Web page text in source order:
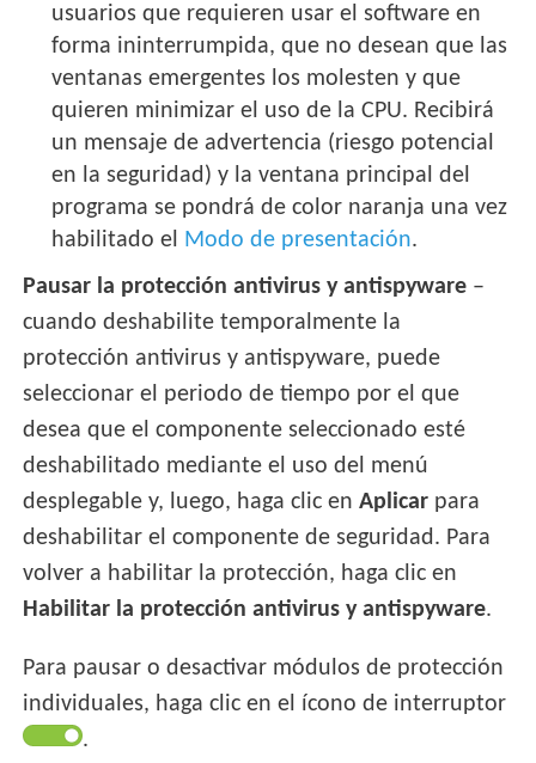
usuarios que requieren usar el software en
forma ininterrumpida, que no desean que las
ventanas emergentes los molesten y que
quieren minimizar el uso de la CPU. Recibirá
un mensaje de advertencia (riesgo potencial
en la seguridad) y la ventana principal del
programa se pondrá de color naranja una vez
habilitado el
Modo de presentación.
Pausar la protección antivirus y antispyware –
cuando deshabilite temporalmente la
protección antivirus y antispyware, puede
seleccionar el periodo de tiempo por el que
desea que el componente seleccionado esté
deshabilitado mediante el uso del menú
desplegable y, luego, haga clic enAplicar para
deshabilitar el componente de seguridad. Para
volver a habilitar la protección, haga clic en
Habilitar la protección antivirus y antispyware.
Para pausar o desactivar módulos de protección
individuales, haga clic en el ícono de interruptor
.